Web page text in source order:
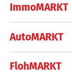
ImmoMARKT
AutoMARKT
FlohMARKT